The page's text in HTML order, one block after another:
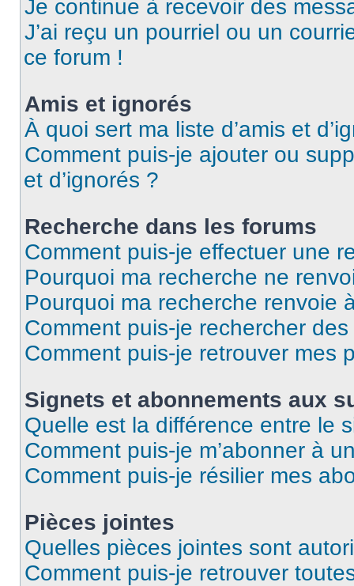
Je continue à recevoir des
J’ai reçu un pourriel ou un
ce forum !
Amis et ignorés
À quoi sert ma liste d’amis et
Comment puis-je ajouter ou
et d’ignorés ?
Recherche dans les forums
Comment puis-je effectuer une
Pourquoi ma recherche ne
Pourquoi ma recherche renvoie
Comment puis-je rechercher
Comment puis-je retrouver mes
Signets et abonnements aux
Quelle est la différence entre le
Comment puis-je m’abonner à
Comment puis-je résilier mes
Pièces jointes
Quelles pièces jointes sont
Comment puis-je retrouver